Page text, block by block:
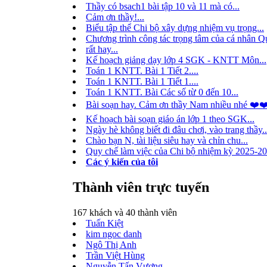
Thầy có bsach1 bài tập 10 và 11 mà có...
Cảm ơn thầy!...
Biểu tập thể Chi bộ xây dựng nhiệm vụ trọng...
Chương trình công tác trọng tâm của cá nhân
rất hay...
Kế hoạch giảng dạy lớp 4 SGK - KNTT Môn...
Toán 1 KNTT. Bài 1 Tiết 2....
Toán 1 KNTT. Bài 1 Tiết 1....
Toán 1 KNTT. Bài Các số từ 0 đến 10...
Bài soạn hay. Cảm ơn thầy Nam nhiều
Kế hoạch bài soạn giáo án lớp 1 theo SGK...
Ngày hè không biết đi đâu chơi, vào trang
Chào bạn N, tài liệu siêu hay và chỉn chu...
Quy chế làm việc của Chi bộ nhiệm kỳ 2025-
Các ý kiến của tôi
Thành viên trực tuyến
167 khách và 40 thành viên
Tuấn Kiệt
kim ngoc danh
Ngô Thị Anh
Trần Việt Hùng